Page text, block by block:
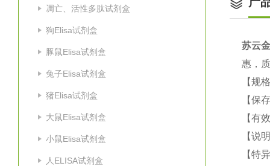
凋亡、活性多肽试剂盒
狗Elisa试剂盒
豚鼠Elisa试剂盒
兔子Elisa试剂盒
猪Elisa试剂盒
大鼠Elisa试剂盒
小鼠Elisa试剂盒
人ELISA试剂盒
苏云
惠，
【规
【保
【有
【说
【特